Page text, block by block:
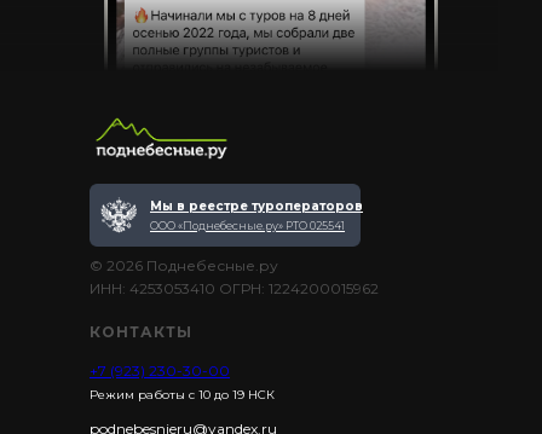
КОНТАКТЫ
+7 (923) 230-30-00
Режим работы с 10 до 19 НСК
podnebesnieru@yandex.ru
© 2026 Поднебесные.ру
Мы в реестре туроператоров
ООО «Поднебесные.ру» РТО 025541
ИНН: 4253053410 ОГРН: 1224200015962